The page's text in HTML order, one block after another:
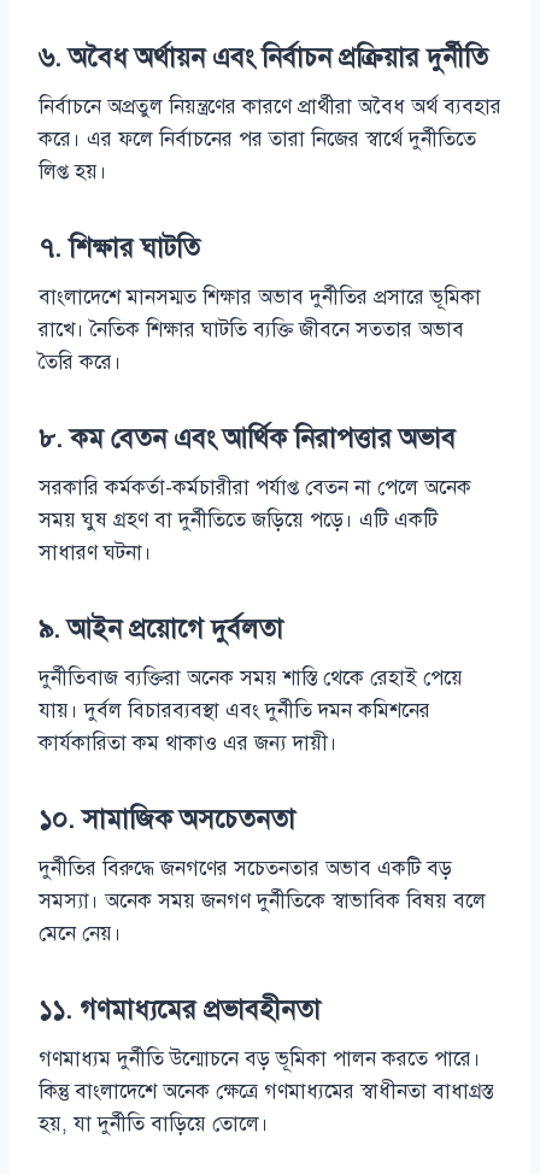
৬.অবৈধ অর্থায়ন এবং নির্বাচন প্রক্রিয়ার দুর্নীতি
নির্বাচনে অপ্রতুল নিয়ন্ত্রণের কারণে প্রার্থীরা অবৈধ অর্থ ব্যবহার
করে। এর ফলে নির্বাচনের পর তারা নিজের স্বার্থে দুর্নীতিতে
লিপ্ত হয়।
৭.শিক্ষার ঘাটতি
বাংলাদেশে মানসম্মত শিক্ষার অভাব দুর্নীতির প্রসারে ভূমিকা
রাখে। নৈতিক শিক্ষার ঘাটতি ব্যক্তি জীবনে সততার অভাব
তৈরি করে।
৮.কম বেতন এবং আর্থিক নিরাপত্তার অভাব
সরকারি কর্মকর্তা-কর্মচারীরা পর্যাপ্ত বেতন না পেলে অনেক
সময় ঘুষ গ্রহণ বা দুর্নীতিতে জড়িয়ে পড়ে। এটি একটি
সাধারণ ঘটনা।
৯.আইন প্রয়োগে দুর্বলতা
দুর্নীতিবাজ ব্যক্তিরা অনেক সময় শাস্তি থেকে রেহাই পেয়ে
যায়। দুর্বল বিচারব্যবস্থা এবং দুর্নীতি দমন কমিশনের
কার্যকারিতা কম থাকাও এর জন্য দায়ী।
১০.সামাজিক অসচেতনতা
দুর্নীতির বিরুদ্ধে জনগণের সচেতনতার অভাব একটি বড়
সমস্যা। অনেক সময় জনগণ দুর্নীতিকে স্বাভাবিক বিষয় বলে
মেনে নেয়।
১১. গণমাধ্যমের প্রভাবহীনতা
গণমাধ্যম দুর্নীতি উন্মোচনে বড় ভূমিকা পালন করতে পারে।
কিন্তু বাংলাদেশে অনেক ক্ষেত্রে গণমাধ্যমের স্বাধীনতা বাধাগ্রস্ত
হয়, যা দুর্নীতি বাড়িয়ে তোলে।